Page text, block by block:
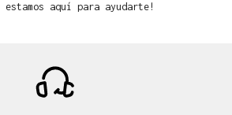
estamos aquí para ayudarte!